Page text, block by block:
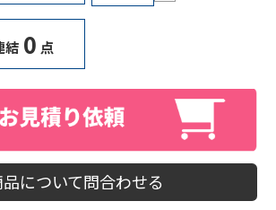
結 0 点
について問合わせる